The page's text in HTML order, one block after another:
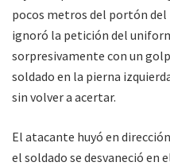
pocos metros del portón del
ignoró la petición del
sorpresivamente con un
soldado en la pierna
sin volver a acertar.
El atacante huyó en
el soldado se desvaneció en